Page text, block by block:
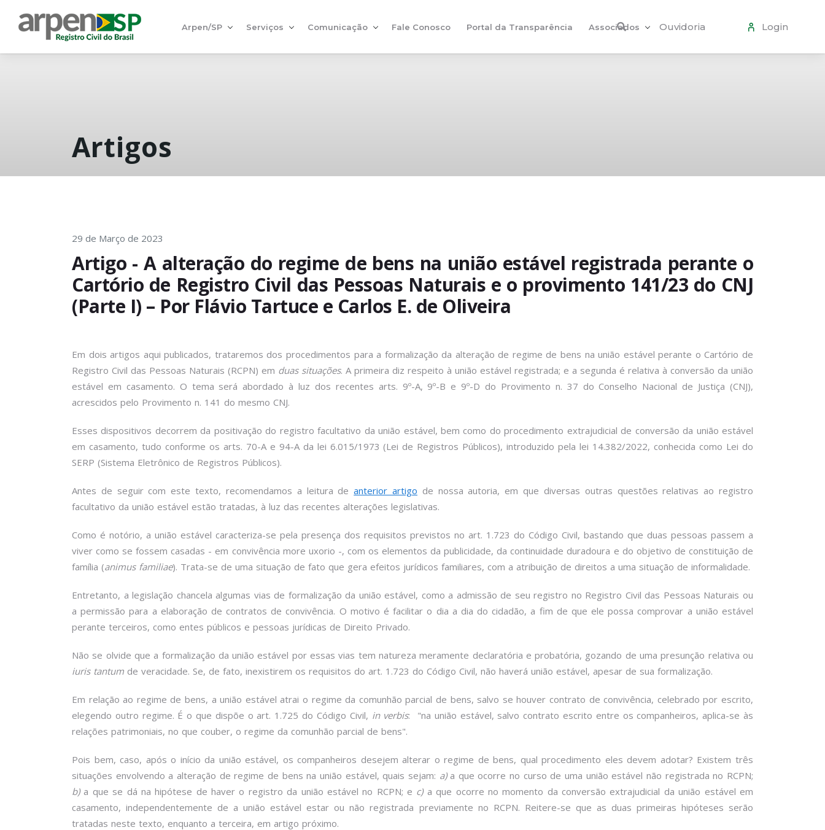
Arpen/SP Serviços Comunicação Fale Conosco Portal da Transparência Associados Ouvidoria Login
Artigos
29 de Março de 2023
Artigo - A alteração do regime de bens na união estável registrada perante o
Cartório de Registro Civil das Pessoas Naturais e o provimento 141/23 do CNJ
(Parte I) – Por Flávio Tartuce e Carlos E. de Oliveira
Em dois artigos aqui publicados, trataremos dos procedimentos para a formalização da alteração de regime de bens na união estável perante o Cartório de
Registro Civil das Pessoas Naturais (RCPN) em duas situações. A primeira diz respeito à união estável registrada; e a segunda é relativa à conversão da união
estável em casamento. O tema será abordado à luz dos recentes arts. 9º-A, 9º-B e 9º-D do Provimento n. 37 do Conselho Nacional de Justiça (CNJ),
acrescidos pelo Provimento n. 141 do mesmo CNJ.
Esses dispositivos decorrem da positivação do registro facultativo da união estável, bem como do procedimento extrajudicial de conversão da união estável
em casamento, tudo conforme os arts. 70-A e 94-A da lei 6.015/1973 (Lei de Registros Públicos), introduzido pela lei 14.382/2022, conhecida como Lei do
SERP (Sistema Eletrônico de Registros Públicos).
Antes de seguir com este texto, recomendamos a leitura deanterior artigo de nossa autoria, em que diversas outras questões relativas ao registro
facultativo da união estável estão tratadas, à luz das recentes alterações legislativas.
Como é notório, a união estável caracteriza-se pela presença dos requisitos previstos no art. 1.723 do Código Civil, bastando que duas pessoas passem a
viver como se fossem casadas - em convivência more uxorio -, com os elementos da publicidade, da continuidade duradoura e do objetivo de constituição de
família (animus familiae). Trata-se de uma situação de fato que gera efeitos jurídicos familiares, com a atribuição de direitos a uma situação de informalidade.
Entretanto, a legislação chancela algumas vias de formalização da união estável, como a admissão de seu registro no Registro Civil das Pessoas Naturais ou
a permissão para a elaboração de contratos de convivência. O motivo é facilitar o dia a dia do cidadão, a fim de que ele possa comprovar a união estável
perante terceiros, como entes públicos e pessoas jurídicas de Direito Privado.
Não se olvide que a formalização da união estável por essas vias tem natureza meramente declaratória e probatória, gozando de uma presunção relativa ou
iuris tantum de veracidade. Se, de fato, inexistirem os requisitos do art. 1.723 do Código Civil, não haverá união estável, apesar de sua formalização.
Em relação ao regime de bens, a união estável atrai o regime da comunhão parcial de bens, salvo se houver contrato de convivência, celebrado por escrito,
elegendo outro regime. É o que dispõe o art. 1.725 do Código Civil, in verbis: "na união estável, salvo contrato escrito entre os companheiros, aplica-se às
relações patrimoniais, no que couber, o regime da comunhão parcial de bens".
Pois bem, caso, após o início da união estável, os companheiros desejem alterar o regime de bens, qual procedimento eles devem adotar? Existem três
situações envolvendo a alteração de regime de bens na união estável, quais sejam: a)a que ocorre no curso de uma união estável não registrada no RCPN;
b)a que se dá na hipótese de haver o registro da união estável no RCPN; e c)a que ocorre no momento da conversão extrajudicial da união estável em
casamento, independentemente de a união estável estar ou não registrada previamente no RCPN. Reitere-se que as duas primeiras hipóteses serão
tratadas neste texto, enquanto a terceira, em artigo próximo.